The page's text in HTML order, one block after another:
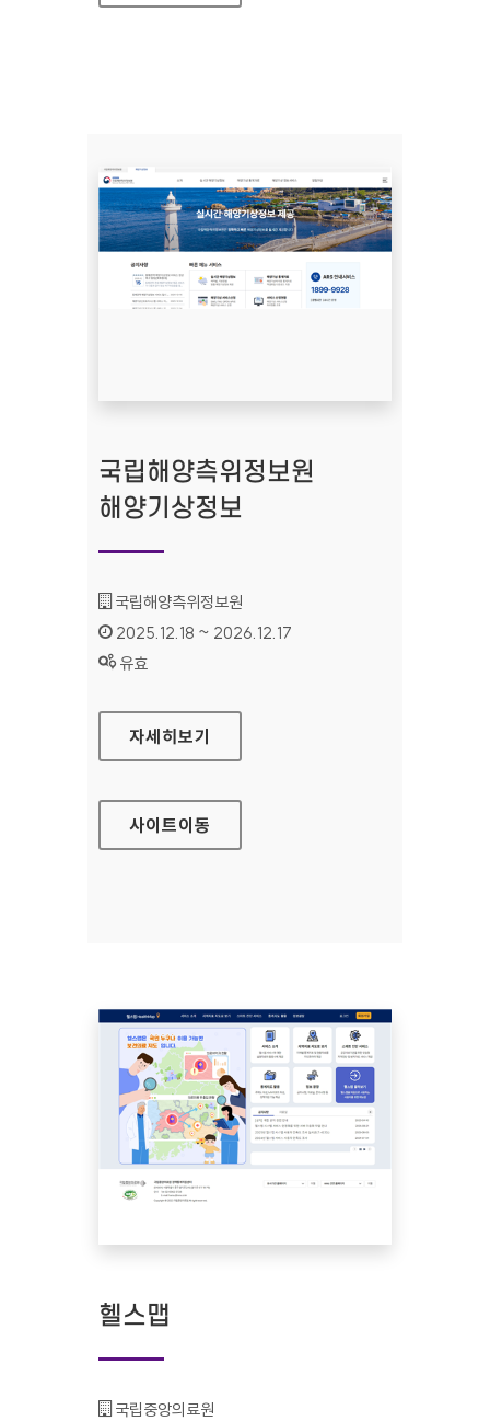
국립해양측위정보원
해양기상정보
기관명 :
국립해양측위정보원
인증기간 :
2025.12.18 ~ 2026.12.17
상태 :
유효
국립해양측위정보원 해양기상정보
자세히보기
사이트이동
헬스맵
기관명 :
국립중앙의료원